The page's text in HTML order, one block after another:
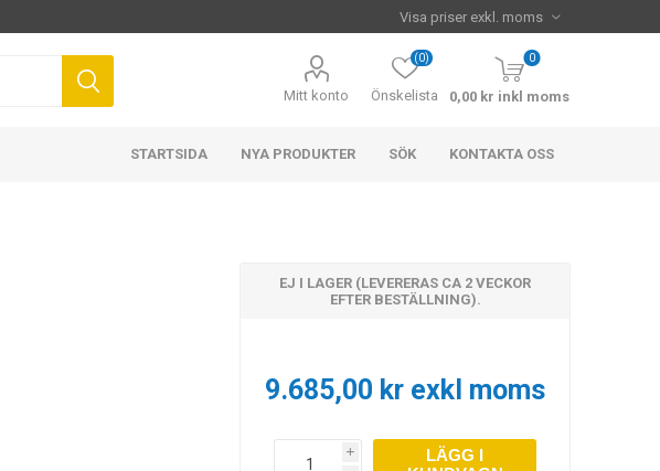
Mitt konto Önskelista
(0) 0
0,00 kr inkl moms
STARTSIDA NYA PRODUKTER SÖK KONTAKTA OSS
EJ I LAGER (LEVERERAS CA 2 VECKOR
EFTER BESTÄLLNING).
9.685,00 kr exkl moms
i
LÄGG I